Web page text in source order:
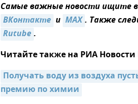
Самые важные новости ищите
ВКонтакте и MAX. Также
Rutube.
Читайте также на РИА
Получать воду из воздуха
премию по химии